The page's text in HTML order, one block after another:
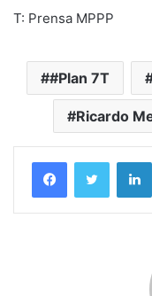
T: Prensa MPPP
#Plan 7T
Ricardo
FacebookTwitter